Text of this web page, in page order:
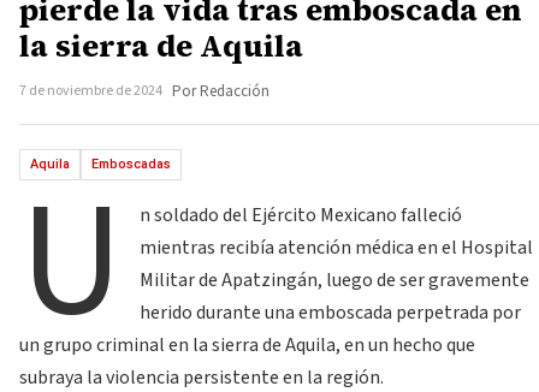
pierde la vida tras emboscada en
la sierra de Aquila
7 de noviembre de 2024 Por Redacción
Aquila Emboscadas
U
n soldado del Ejército Mexicano falleció
mientras recibía atención médica en el Hospital
Militar de Apatzingán, luego de ser gravemente
herido durante una emboscada perpetrada por
un grupo criminal en la sierra de Aquila, en un hecho que
subraya la violencia persistente en la región.